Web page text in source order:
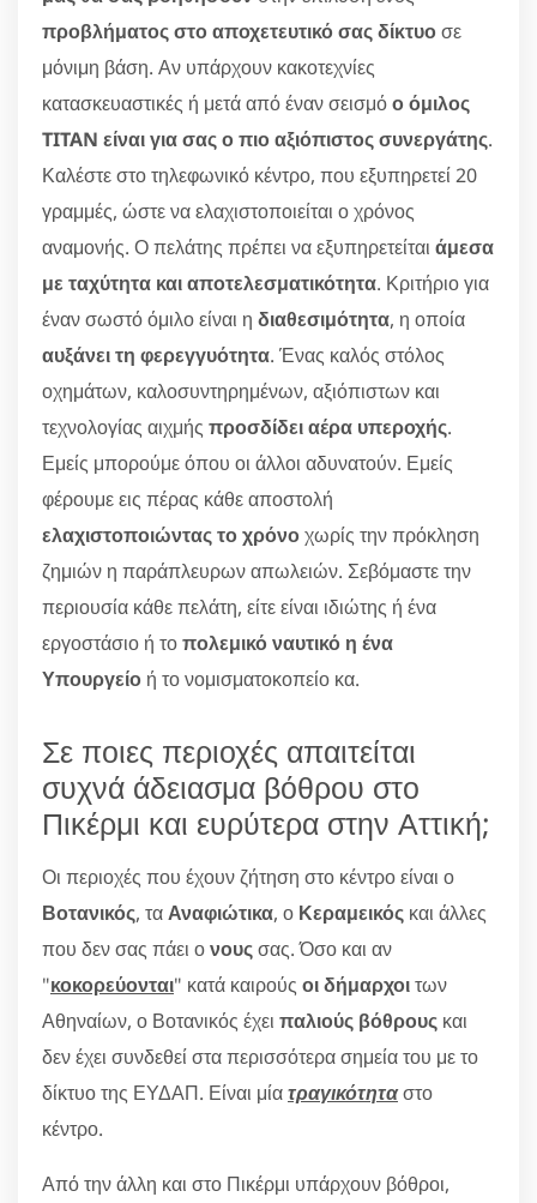
προβλήματος στο αποχετευτικό σας δίκτυοσε
μόνιμη βάση. Αν υπάρχουν κακοτεχνίες
κατασκευαστικές ή μετά από έναν σεισμόο όμιλος
TITAN είναι για σας ο πιο αξιόπιστος συνεργάτης.
Καλέστε στο τηλεφωνικό κέντρο, που εξυπηρετεί 20
γραμμές, ώστε να ελαχιστοποιείται ο χρόνος
αναμονής. Ο πελάτης πρέπει να εξυπηρετείται άμεσα
με ταχύτητα και αποτελεσματικότητα. Κριτήριο για
έναν σωστό όμιλο είναι η διαθεσιμότητα, η οποία
αυξάνει τη φερεγγυότητα. Ένας καλός στόλος
οχημάτων, καλοσυντηρημένων, αξιόπιστων και
τεχνολογίας αιχμής προσδίδει αέρα υπεροχής.
Εμείς μπορούμε όπου οι άλλοι αδυνατούν. Εμείς
φέρουμε εις πέρας κάθε αποστολή
ελαχιστοποιώντας το χρόνοχωρίς την πρόκληση
ζημιών η παράπλευρων απωλειών. Σεβόμαστε την
περιουσία κάθε πελάτη, είτε είναι ιδιώτης ή ένα
εργοστάσιο ή τοπολεμικό ναυτικό η ένα
Υπουργείο ή το νομισματοκοπείο κα.
Σε ποιες περιοχές απαιτείται
συχνά άδειασμα βόθρου στο
Πικέρμι και ευρύτερα στην Αττική;
Οι περιοχές που έχουν ζήτηση στο κέντρο είναι ο
Βοτανικός, ταΑναφιώτικα, ο Κεραμεικός και άλλες
που δεν σας πάει ονουςσας. Όσο και αν
"κοκορεύονται" κατά καιρούς οι δήμαρχοιτων
Αθηναίων, ο Βοτανικός έχει παλιούς βόθρους και
δεν έχει συνδεθεί στα περισσότερα σημεία του με το
δίκτυο της ΕΥΔΑΠ. Είναι μίατραγικότηταστο
κέντρο.
Από την άλλη και στο Πικέρμι υπάρχουν βόθροι,